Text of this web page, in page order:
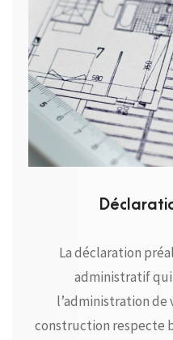
La déclaration
administratif qui
l’administration
construction respecte